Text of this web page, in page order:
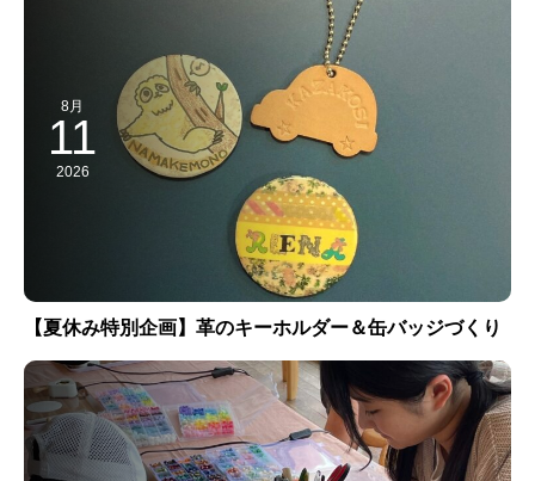
8月
11
2026
【夏休み特別企画】革のキーホルダー＆缶バッジづくり